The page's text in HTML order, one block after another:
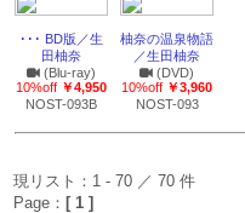
･･･ BD版／生
田柚奈
(Blu-ray)
10%off ￥4,950
NOST-093B
柚奈の温泉物語
／生田柚奈
(DVD)
10%off ￥3,960
NOST-093
現リスト：1 - 70 ／ 70 件
Page： [ 1 ]